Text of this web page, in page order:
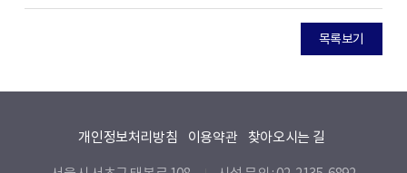
목록보기
개인정보처리방침 이용약관 찾아오시는 길